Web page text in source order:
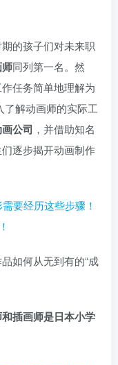
的孩子们对未来职
同列第一名。然
任务简单地理解为
了解动画师的实际工
公司 ，并借助知名
逐步揭开动画制作
如何从无到有的“成
插画师是日本小学